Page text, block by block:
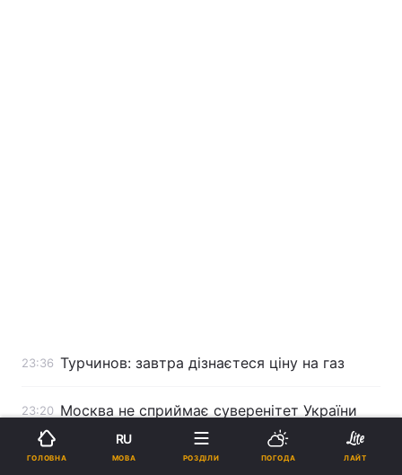
23:36 Турчинов: завтра дізнаєтеся ціну на газ
23:20 Москва не сприймає суверенітет України
22:52 Путін закликав ЄС "не ставити Росію і
ГОЛОВНА
RU
МОВА РОЗДІЛИ ПОГОДА ЛАЙТ